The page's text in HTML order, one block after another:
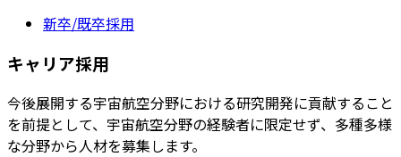
新卒/既卒採用
キャリア採用
今後展開する宇宙航空分野における研究開発に貢献すること
を前提として、宇宙航空分野の経験者に限定せず、多種多様
な分野から人材を募集します。